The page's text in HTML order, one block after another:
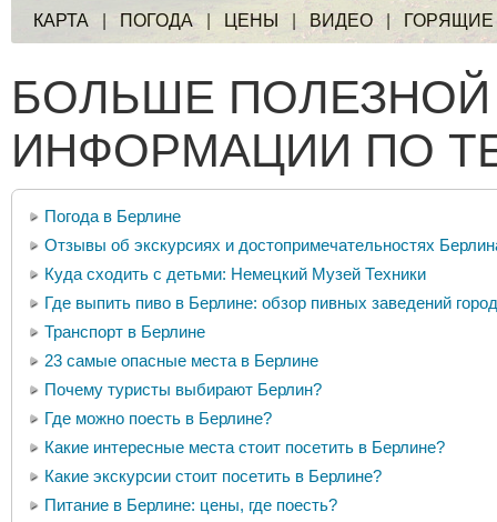
КАРТА ПОГОДА| ЦЕНЫ ВИДЕО| ГОРЯЩИЕ
БОЛЬШЕ ПОЛЕЗНОЙ
ИНФОРМАЦИИ ПО
Погода в Берлине
Отзывы об экскурсиях и достопримечательностях
Куда сходить с детьми: Немецкий Музей Техники
Где выпить пиво в Берлине: обзор пивных заведений
Транспорт в Берлине
23 cамые опасные места в Берлине
Почему туристы выбирают Берлин?
Где можно поесть в Берлине?
Какие интересные места стоит посетить в Берлине?
Какие экскурсии стоит посетить в Берлине?
Питание в Берлине: цены, где поесть?